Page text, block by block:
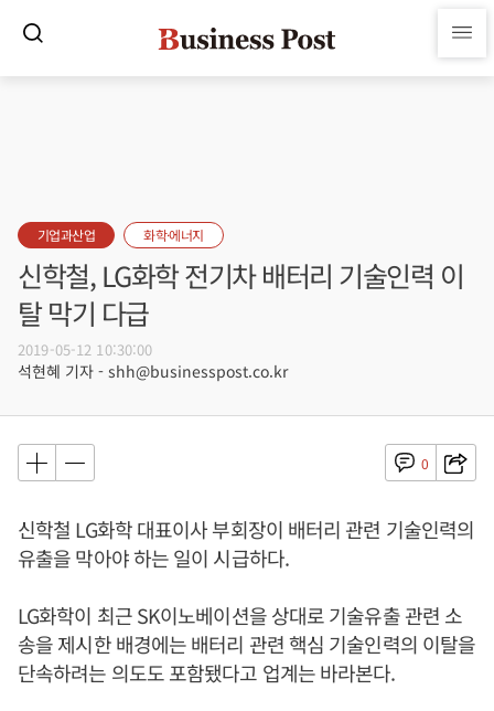
기업과산업 화학·에너지
신학철, LG화학 전기차 배터리 기술인력 이
탈 막기 다급
2019-05-12 10:30:00
석현혜 기자 - shh@businesspost.co.kr
0
신학철 LG화학 대표이사 부회장이 배터리 관련 기술인력의
유출을 막아야 하는 일이 시급하다.
LG화학이 최근 SK이노베이션을 상대로 기술유출 관련 소
송을 제시한 배경에는 배터리 관련 핵심 기술인력의 이탈을
단속하려는 의도도 포함됐다고 업계는 바라본다.